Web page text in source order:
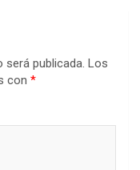
publicada. Los
con *